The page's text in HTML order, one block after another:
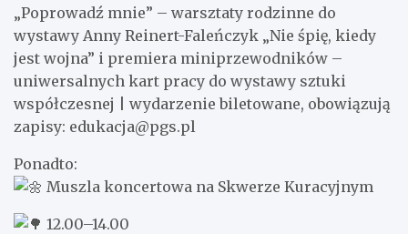
„Poprowadź mnie” – warsztaty rodzinne do
wystawy Anny Reinert-Faleńczyk „Nie śpię, kiedy
jest wojna” i premiera miniprzewodników –
uniwersalnych kart pracy do wystawy sztuki
współczesnej | wydarzenie biletowane, obowiązują
zapisy: edukacja@pgs.pl
Ponadto:
Muszla koncertowa na Skwerze Kuracyjnym
12.00–14.00